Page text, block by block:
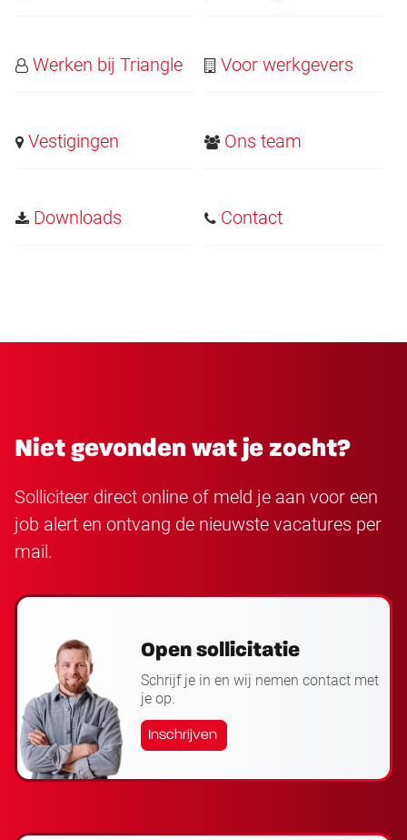
Werken bij Triangle Voor werkgevers
Vestigingen Ons team
Downloads Contact
Niet gevonden wat je zocht?
Solliciteer direct online of meld je aan voor een
job alert en ontvang de nieuwste vacatures per
mail.
Open sollicitatie
Schrijf je in en wij nemen contact met
je op.
Inschrijven